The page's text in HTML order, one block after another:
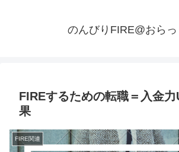
のんびりFIRE@おらっ
FIREするための転職＝入金
果
FIRE関連